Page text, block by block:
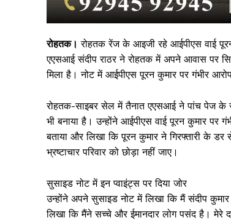
रोहतक। रोहतक रेंज के आइजी रहे आईपीएस वाई
एएसआई संदीप राठर ने रोहतक में अपने आवास पर
मिला है। नोट में आईपीएस पूरन कुमार पर गंभीर
रोहतक-साइबर सेल में तैनात एएसआई ने पांच पेज के
भी बनाया है। उन्होंने आईपीएस वाई पूरन कुमार पर
बताया और लिखा कि पूरन कुमार ने गिरफ्तारी के
भ्रष्टाचार परिवार को छोड़ा नहीं जाए।
सुसाइड नोट में इन प्वाइंट्स पर दिया जोर
उन्होंने अपने सुसाइड नोट में लिखा कि मैं संदीप
लिखा कि मैंने सच्चे और ईमानदार लोग पसंद है। मेरे